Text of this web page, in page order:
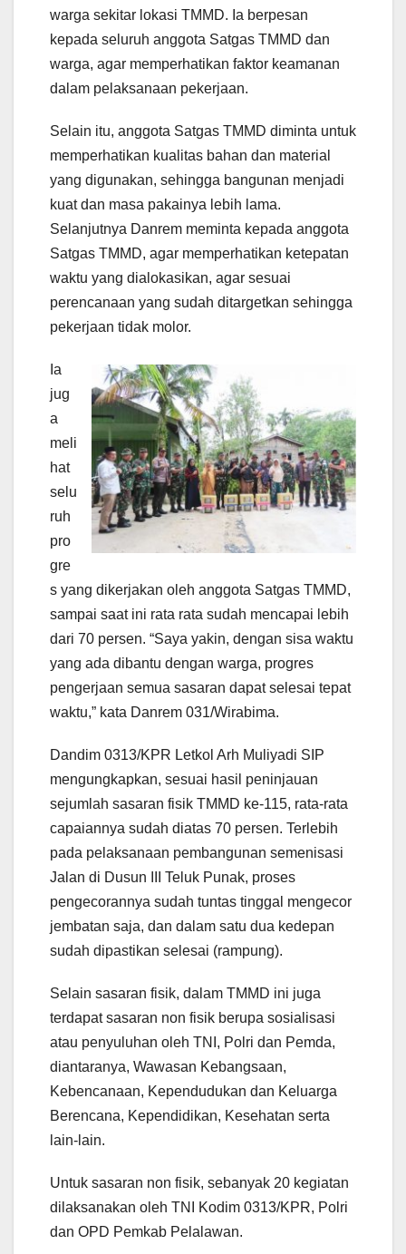
warga sekitar lokasi TMMD. Ia berpesan
kepada seluruh anggota Satgas TMMD dan
warga, agar memperhatikan faktor keamanan
dalam pelaksanaan pekerjaan.
Selain itu, anggota Satgas TMMD diminta untuk
memperhatikan kualitas bahan dan material
yang digunakan, sehingga bangunan menjadi
kuat dan masa pakainya lebih lama.
Selanjutnya Danrem meminta kepada anggota
Satgas TMMD, agar memperhatikan ketepatan
waktu yang dialokasikan, agar sesuai
perencanaan yang sudah ditargetkan sehingga
pekerjaan tidak molor.
Ia
jug
a
meli
hat
selu
ruh
pro
gre
s yang dikerjakan oleh anggota Satgas TMMD,
sampai saat ini rata rata sudah mencapai lebih
dari 70 persen. “Saya yakin, dengan sisa waktu
yang ada dibantu dengan warga, progres
pengerjaan semua sasaran dapat selesai tepat
waktu,” kata Danrem 031/Wirabima.
Dandim 0313/KPR Letkol Arh Muliyadi SIP
mengungkapkan, sesuai hasil peninjauan
sejumlah sasaran fisik TMMD ke-115, rata-rata
capaiannya sudah diatas 70 persen. Terlebih
pada pelaksanaan pembangunan semenisasi
Jalan di Dusun III Teluk Punak, proses
pengecorannya sudah tuntas tinggal mengecor
jembatan saja, dan dalam satu dua kedepan
sudah dipastikan selesai (rampung).
Selain sasaran fisik, dalam TMMD ini juga
terdapat sasaran non fisik berupa sosialisasi
atau penyuluhan oleh TNI, Polri dan Pemda,
diantaranya, Wawasan Kebangsaan,
Kebencanaan, Kependudukan dan Keluarga
Berencana, Kependidikan, Kesehatan serta
lain-lain.
Untuk sasaran non fisik, sebanyak 20 kegiatan
dilaksanakan oleh TNI Kodim 0313/KPR, Polri
dan OPD Pemkab Pelalawan.